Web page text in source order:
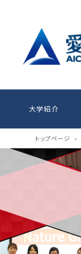
大学紹介
トップページ >